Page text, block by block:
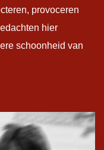
provoceren
hier
schoonheid van